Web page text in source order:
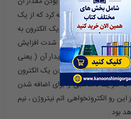
) این طور می توان توجیه کرد که از یک
تا بر اثر اضافه شدن یک الکترون به
درون اتم به شدت افزایش
متقارن و وضعیت پایدار آن ( یعنی
نیتروژن که با اضافه شدن یک الکترون
شرایط نامناسبی را برای اضافه شدن
رو الکترونخواهی اتم نیتروژن ، نیم
بود .